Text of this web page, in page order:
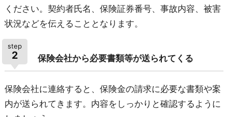
ください。契約者氏名、保険証券番号、事故内容、被害
状況などを伝えることとなります。
step
2 保険会社から必要書類等が送られてくる
保険会社に連絡すると、保険金の請求に必要な書類や案
内が送られてきます。内容をしっかりと確認するように